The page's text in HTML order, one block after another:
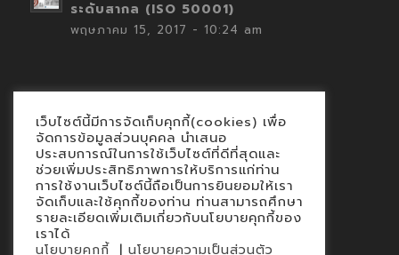
ระดับสากล (ISO 50001)
พฤษภาคม 15, 2017 - 10:24 am
Contact
นโยบายคุกกี้
นโยบายข้อมูลส่วนบุคคล
เว็บไซต์นี้มีการจัดเก็บคุกกี้(cookies) เพื่อ
จัดการข้อมูลส่วนบุคคล นำเสนอ
ประสบการณ์ในการใช้เว็บไซต์ที่ดีที่สุดและ
ช่วยเพิ่มประสิทธิภาพการให้บริการแก่ท่าน
การใช้งานเว็บไซต์นี้ถือเป็นการยินยอมให้เรา
จัดเก็บและใช้คุกกี้ของท่าน ท่านสามารถศึกษา
รายละเอียดเพิ่มเติมเกี่ยวกับนโยบายคุกกี้ของ
เราได้
นโยบายคุกกี้ | นโยบายความเป็นส่วนตัว